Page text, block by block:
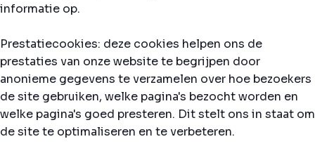
informatie op.
Prestatiecookies: deze cookies helpen ons de
prestaties van onze website te begrijpen door
anonieme gegevens te verzamelen over hoe bezoekers
de site gebruiken, welke pagina's bezocht worden en
welke pagina's goed presteren. Dit stelt ons in staat om
de site te optimaliseren en te verbeteren.